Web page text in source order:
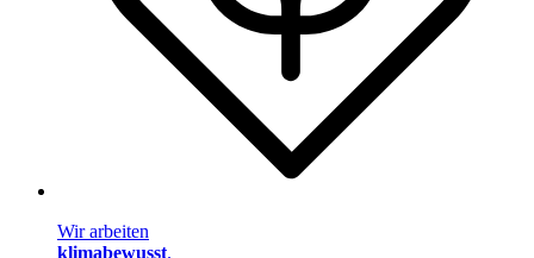
Wir arbeiten
klimabewusst.